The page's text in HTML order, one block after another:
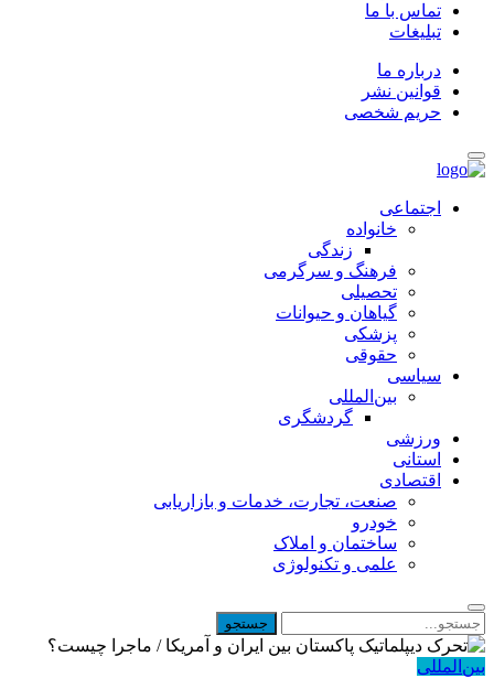
تماس با ما
تبلیغات
درباره ما
قوانین نشر
حریم شخصی
اجتماعی
خانواده
زندگی
فرهنگ و سرگرمی
تحصیلی
گیاهان و حیوانات
پزشکی
حقوقی
سیاسی
بین‌المللی
گردشگری
ورزشی
استانی
اقتصادی
صنعت، تجارت، خدمات و بازاریابی
خودرو
ساختمان و املاک
علمی و تکنولوژی
بین‌المللی